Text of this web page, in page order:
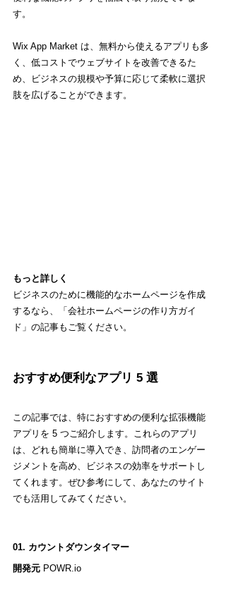
す。
Wix App Market は、無料から使えるアプリも多
く、低コストでウェブサイトを改善できるた
め、ビジネスの規模や予算に応じて柔軟に選択
肢を広げることができます。
もっと詳しく
ビジネスのために機能的なホームページを作成
するなら、「 会社ホームページの作り方ガイ
ド 」の記事もご覧ください。
おすすめ便利なアプリ 5 選
この記事では、特におすすめの便利な拡張機能
アプリを 5 つご紹介します。これらのアプリ
は、どれも簡単に導入でき、訪問者のエンゲー
ジメントを高め、ビジネスの効率をサポートし
てくれます。ぜひ参考にして、あなたのサイト
でも活用してみてください。
01. カウントダウンタイマー
開発元 POWR.io